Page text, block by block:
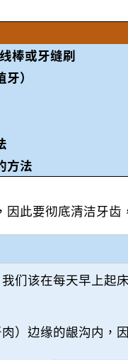
棒或牙缝刷
）
方法
，因此要彻底清洁牙
们该在每天早上起
）边缘的龈沟内，